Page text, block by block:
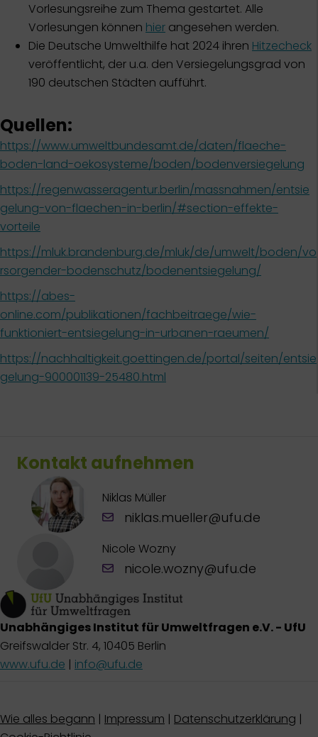
Vorlesungsreihe zum Thema gestartet. Alle
Vorlesungen können hier angesehen werden.
Die Deutsche Umwelthilfe hat 2024 ihren Hitzecheck
veröffentlicht, der u.a. den Versiegelungsgrad von
190 deutschen Städten aufführt.
Quellen:
https://www.umweltbundesamt.de/daten/flaeche-
boden-land-oekosysteme/boden/bodenversiegelung
https://regenwasseragentur.berlin/massnahmen/entsie
gelung-von-flaechen-in-berlin/#section-effekte-
vorteile
https://mluk.brandenburg.de/mluk/de/umwelt/boden/vo
rsorgender-bodenschutz/bodenentsiegelung/
https://abes-
online.com/publikationen/fachbeitraege/wie-
funktioniert-entsiegelung-in-urbanen-raeumen/
https://nachhaltigkeit.goettingen.de/portal/seiten/entsie
gelung-900001139-25480.html
Kontakt aufnehmen
Niklas Müller
niklas.mueller@ufu.de
Nicole Wozny
nicole.wozny@ufu.de
Unabhängiges Institut für Umweltfragen e.V. - UfU
Greifswalder Str. 4, 10405 Berlin
www.ufu.de | info@ufu.de
Wie alles begann | Impressum | Datenschutzerklärung |